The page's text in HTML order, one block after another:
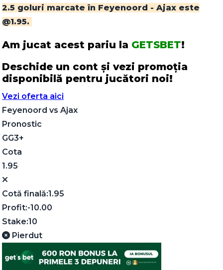
2.5 goluri marcate în Feyenoord - Ajax este
@1.95.
Am jucat acest pariu la GETSBET!
Deschide un cont și vezi promoția
disponibilă pentru jucători noi!
Vezi oferta aici
Feyenoord vs Ajax
Pronostic
GG3+
Cota
1.95
Cotă finală:1.95
Profit:-10.00
Stake:10
Pierdut